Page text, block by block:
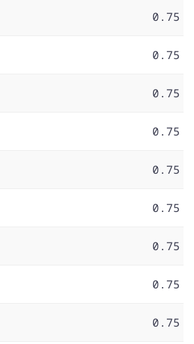
0.75
0.75
0.75
0.75
0.75
0.75
0.75
0.75
0.75